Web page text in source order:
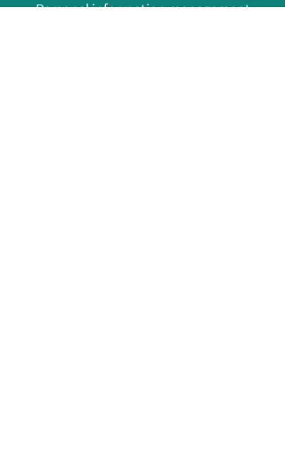
Personal information management